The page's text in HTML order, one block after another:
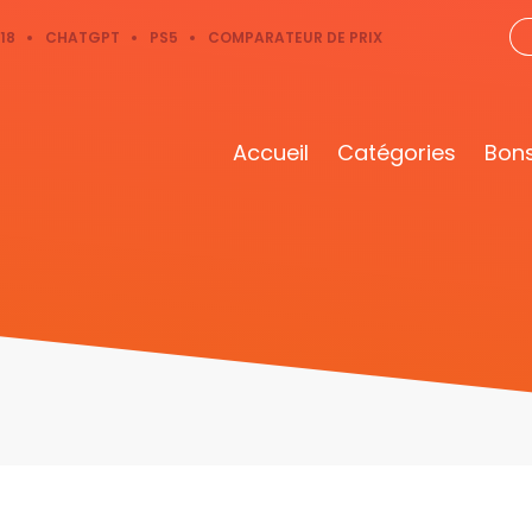
CHATGPT PS5 COMPARATEUR DE PRIX
Accueil Catégories